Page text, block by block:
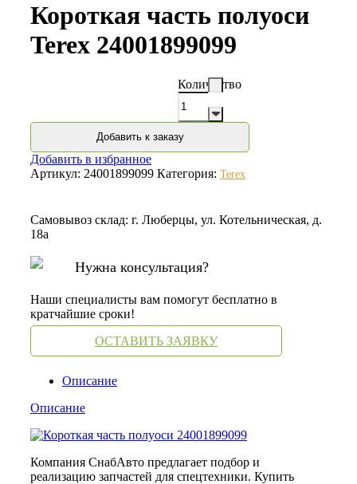
Короткая часть полуоси
Terex 24001899099
Количество
Добавить к заказу
Добавить в избранное
Артикул: 24001899099 Категория: Terex
Самовывоз склад: г. Люберцы, ул. Котельническая, д.
18а
Нужна консультация?
Наши специалисты вам помогут бесплатно в
кратчайшие сроки!
ОСТАВИТЬ ЗАЯВКУ
Описание
Описание
Компания СнабАвто предлагает подбор и
реализацию запчастей для спецтехники. Купить